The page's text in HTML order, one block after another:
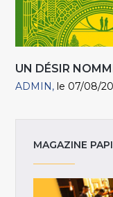
UN DÉSIR
ADMIN le 07/08/
MAGAZINE